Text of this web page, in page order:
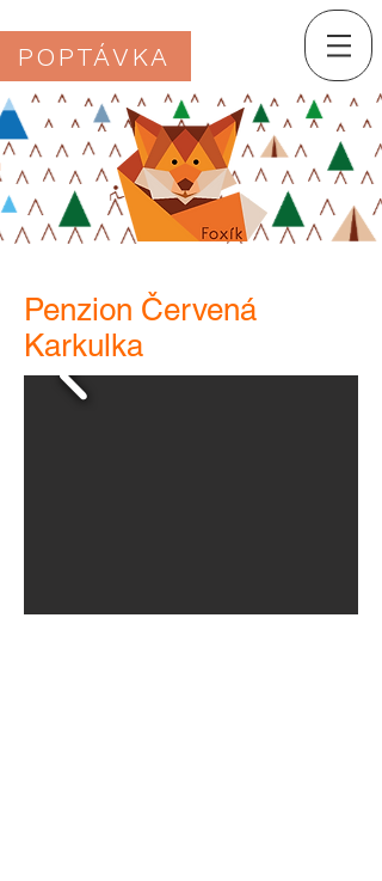
POPTÁVKA
Penzion Červená
Karkulka